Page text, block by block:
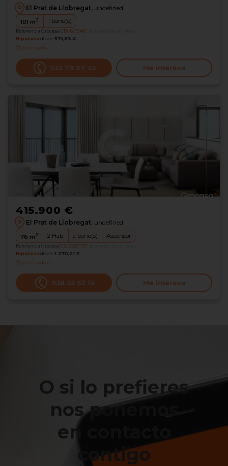
El Prat de Llobregat, undefined
101 m2 1 baño(s)
Referencia Grocasa G19_601948
Hipoteca desde 574,83 €
Interesados0
933 79 27 43 Me interesa
415.900 €
El Prat de Llobregat, undefined
76 m2 2 Hab. 2 baño(s) Ascensor
Referencia Grocasa G9_2067179
Hipoteca desde 1.270,01 €
Interesados0
938 32 52 14 Me interesa
O si lo prefieres
nos ponemos
en contacto
contigo